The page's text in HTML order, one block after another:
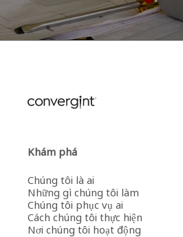
Khám phá
Chúng tôi là ai
Những gì chúng tôi làm
Chúng tôi phục vụ ai
Cách chúng tôi thực hiện
Nơi chúng tôi hoạt động